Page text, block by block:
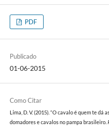
PDF
Publicado
01-06-2015
Como Citar
Lima, D. V. (2015). “O cavalo é quem te
domadores e cavalos no pampa brasileiro.